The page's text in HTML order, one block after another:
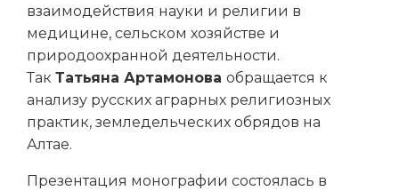
взаимодействия науки и религии в
медицине, сельском хозяйстве и
природоохранной деятельности.
Так Татьяна Артамонова обращается к
анализу русских аграрных религиозных
практик, земледельческих обрядов на
Алтае.
Презентация монографии состоялась в